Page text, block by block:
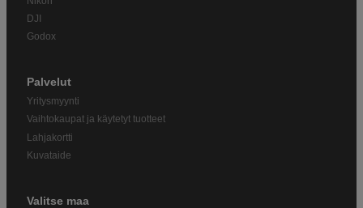
DJI
Godox
Palvelut
Yritysmyynti
Vaihtokaupat ja käytetyt tuotteet
Lahjakortti
Kuvataide
Valitse maa